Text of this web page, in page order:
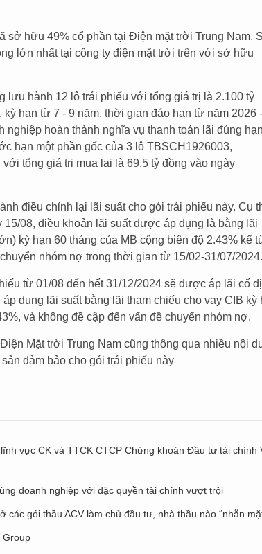
sở hữu 49% cổ phần tại Điện mặt trời Trung Nam.
lớn nhất tại công ty điện mặt trời trên với sở hữu
lưu hành 12 lô trái phiếu với tổng giá trị là 2.100 tỷ
hạn từ 7 - 9 năm, thời gian đáo hạn từ năm 2026 -
nghiệp hoàn thành nghĩa vụ thanh toán lãi đúng
hạn một phần gốc của 3 lô TBSCH1926003,
tổng giá trị mua lại là 69,5 tỷ đồng vào ngày
điều chỉnh lại lãi suất cho gói trái phiếu này. Cụ
08, điều khoản lãi suất được áp dụng là bằng lãi
kỳ hạn 60 tháng của MB cộng biên độ 2.43% kể
nhóm nợ trong thời gian từ 15/02-31/07/2024.
từ 01/08 đến hết 31/12/2024 sẽ được áp lãi cố
dụng lãi suất bằng lãi tham chiếu cho vay CIB kỳ
và không đề cập đến vấn đề chuyển nhóm nợ.
Mặt trời Trung Nam cũng thông qua nhiều nội
đảm bảo cho gói trái phiếu này
vực CK và TTCK CTCP Chứng khoán Đầu tư tài chính
doanh nghiệp với đặc quyền tài chính vượt trội
các gói thầu ACV làm chủ đầu tư, nhà thầu nào “nhẵn
Group